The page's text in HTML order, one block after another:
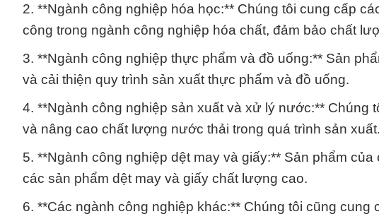
2. **Ngành công nghiệp hóa học:** Chúng tôi cung cấp
công trong ngành công nghiệp hóa chất, đảm bảo chất
3. **Ngành công nghiệp thực phẩm và đồ uống:** Sản
và cải thiện quy trình sản xuất thực phẩm và đồ uống.
4. **Ngành công nghiệp sản xuất và xử lý nước:** Chúng
và nâng cao chất lượng nước thải trong quá trình sản xuất.
5. **Ngành công nghiệp dệt may và giấy:** Sản phẩm
các sản phẩm dệt may và giấy chất lượng cao.
6. **Các ngành công nghiệp khác:** Chúng tôi cũng